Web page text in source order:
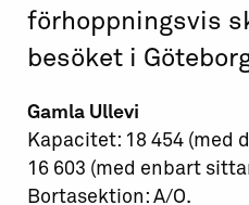
förhoppningsvis
besöket i
Gamla Ullevi
Kapacitet: 18 454 (med
16 603 (med enbart
Bortasektion: A/O.